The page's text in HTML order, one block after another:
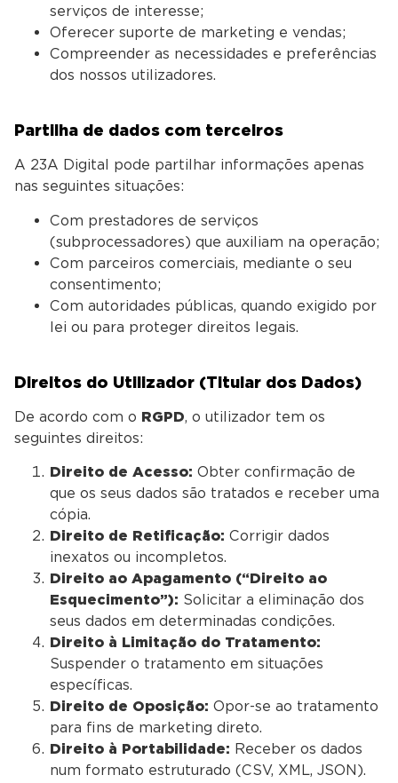
serviços de interesse;
Oferecer suporte de marketing e vendas;
Compreender as necessidades e preferências
dos nossos utilizadores.
Partilha de dados com terceiros
A 23A Digital pode partilhar informações apenas
nas seguintes situações:
Com prestadores de serviços
(subprocessadores) que auxiliam na operação;
Com parceiros comerciais, mediante o seu
consentimento;
Com autoridades públicas, quando exigido por
lei ou para proteger direitos legais.
Direitos do Utilizador (Titular dos Dados)
De acordo com o RGPD, o utilizador tem os
seguintes direitos:
Direito de Acesso: Obter confirmação de
que os seus dados são tratados e receber uma
cópia.
Direito de Retificação: Corrigir dados
inexatos ou incompletos.
Direito ao Apagamento (“Direito ao
Esquecimento”): Solicitar a eliminação dos
seus dados em determinadas condições.
Direito à Limitação do Tratamento:
Suspender o tratamento em situações
específicas.
Direito de Oposição: Opor-se ao tratamento
para fins de marketing direto.
Direito à Portabilidade: Receber os dados
num formato estruturado (CSV, XML, JSON).